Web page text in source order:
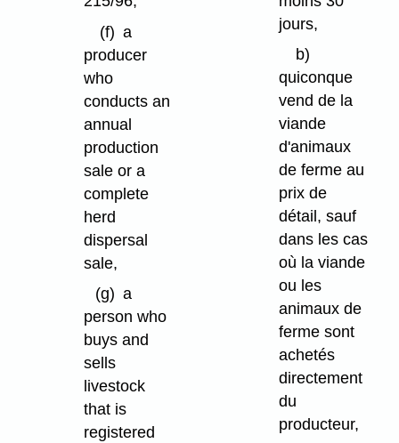
(f) a
producer
who
conducts an
annual
production
sale or a
complete
herd
dispersal
sale,
(g) a
person who
buys and
sells
livestock
that is
registered
jours,
b)
quiconque
vend de la
viande
d'animaux
de ferme au
prix de
détail, sauf
dans les cas
où la viande
ou les
animaux de
ferme sont
achetés
directement
du
producteur,